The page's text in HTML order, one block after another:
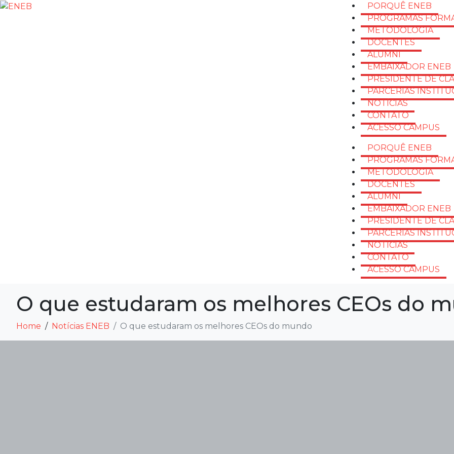
PORQUÊ ENEB
PROGRAMAS
METODOLOGIA
DOCENTES
ALUMNI
EMBAIXADOR ENEB
PRESIDENTE DE
PARCERIAS
NOTÍCIAS
CONTATO
ACESSO CAMPUS
PORQUÊ ENEB
PROGRAMAS
METODOLOGIA
DOCENTES
ALUMNI
EMBAIXADOR ENEB
PRESIDENTE DE
PARCERIAS
NOTÍCIAS
CONTATO
ACESSO CAMPUS
O que estudaram os melhores CEOs do
Home Notícias ENEB O que estudaram os melhores CEOs do mundo